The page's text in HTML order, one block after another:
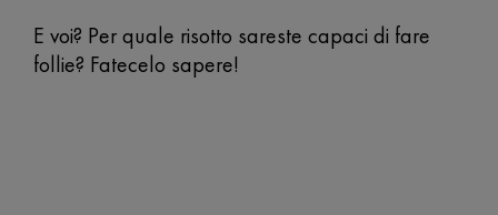
E voi? Per quale risotto sareste capaci di fare
follie? Fatecelo sapere!